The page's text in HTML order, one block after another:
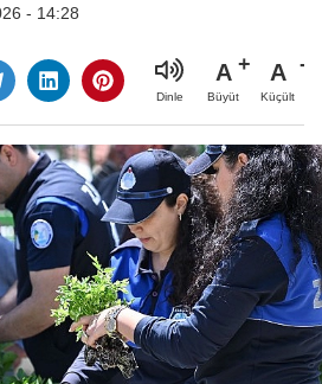
- 14:28
Dinle
A
Büyüt
A
Küçült